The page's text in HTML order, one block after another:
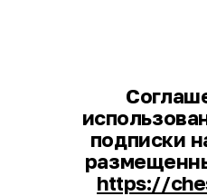
подписки
https://